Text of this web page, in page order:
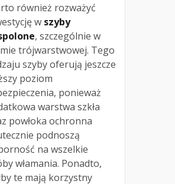
również rozważyć
w szyby
, szczególnie w
trójwarstwowej. Tego
szyby oferują jeszcze
poziom
ponieważ
warstwa szkła
powłoka ochronna
podnoszą
na wszelkie
włamania. Ponadto,
te mają korzystny